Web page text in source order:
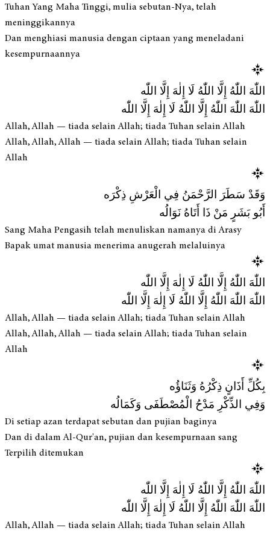
Tuhan Yang Maha Tinggi, mulia sebutan-Nya, telah
meninggikannya
Dan menghiasi manusia dengan ciptaan yang meneladani
kesempurnaannya
اللّٰهَ اللّٰهُ إِلَّا اللّٰهُ لَا إِلٰهَ إِلَّا اللّٰه
اللّٰهَ اللّٰهَ اللّٰهُ إِلَّا اللّٰهُ لَا إِلٰهَ إِلَّا اللّٰه
Allah, Allah — tiada selain Allah; tiada Tuhan selain Allah
Allah, Allah, Allah — tiada selain Allah; tiada Tuhan selain
Allah
وَقَدْ سَطَرَ الرَّحْمَنُ فِي الْعَرْشِ ذِكْرَه
أَبُو بَشَرٍ مَنْ ذَا أَتَاهُ نَوَالُه
Sang Maha Pengasih telah menuliskan namanya di Arasy
Bapak umat manusia menerima anugerah melaluinya
اللّٰهَ اللّٰهُ إِلَّا اللّٰهُ لَا إِلٰهَ إِلَّا اللّٰه
اللّٰهَ اللّٰهَ اللّٰهُ إِلَّا اللّٰهُ لَا إِلٰهَ إِلَّا اللّٰه
Allah, Allah — tiada selain Allah; tiada Tuhan selain Allah
Allah, Allah, Allah — tiada selain Allah; tiada Tuhan selain
Allah
بِكُلِّ أَذَانٍ ذِكْرُهُ وَثَنَاؤُه
وَفِي الذِّكْرِ مَدْحُ الْمُصْطَفَى وَكَمَالُه
Di setiap azan terdapat sebutan dan pujian baginya
Dan di dalam Al-Qur'an, pujian dan kesempurnaan sang
Terpilih ditemukan
اللّٰهَ اللّٰهُ إِلَّا اللّٰهُ لَا إِلٰهَ إِلَّا اللّٰه
اللّٰهَ اللّٰهَ اللّٰهُ إِلَّا اللّٰهُ لَا إِلٰهَ إِلَّا اللّٰه
Allah, Allah — tiada selain Allah; tiada Tuhan selain Allah